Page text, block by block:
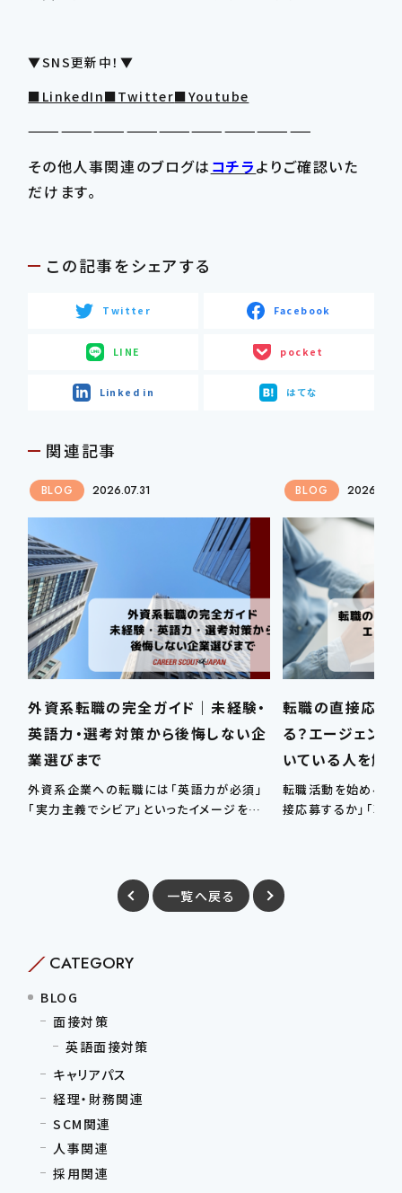
▼SNS更新中！▼
■LinkedIn■Twitter■Youtube
——————————————————————————
その他人事関連のブログは コチラよりご確認いた
だけます。
この記事をシェアする
Twitter Facebook
LINE pocket
Linked in はてな
関連記事
BLOG 2026.07.31
外資系転職の完全ガイド｜未経験・
英語力・選考対策から後悔しない企
業選びまで
外資系企業への転職には「英語力が必須」
「実力主義でシビア」といったイメージを持
BLOG
転職の直接応募
る？エージェン
いている人を解
転職活動を始めると
接応募するか」「転
一覧へ戻る
CATEGORY
BLOG
面接対策
英語面接対策
キャリアパス
経理・財務関連
SCM関連
人事関連
採用関連